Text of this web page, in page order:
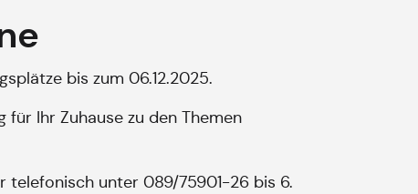
bis zum 06.12.2025.
für Ihr Zuhause zu den Themen
telefonisch unter 089/75901-26 bis 6.